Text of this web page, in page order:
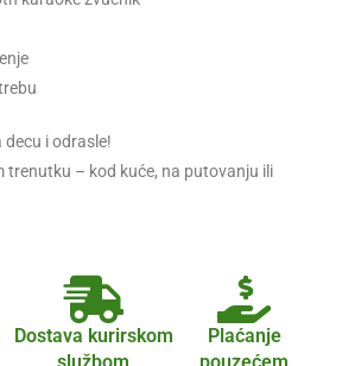
decu i odrasle!
trenutku – kod kuće, na putovanju ili
Dostava kurirskom
Plaćanje